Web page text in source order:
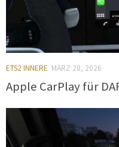
ETS2 INNERE MÄRZ 28, 2026
Apple CarPlay für